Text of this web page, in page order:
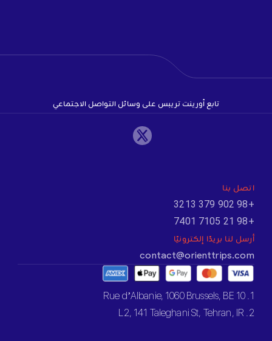
تابع أورينت تريبس على وسائل التواصل الاجتماعي
اتصل بنا
+98 902 379 3213
+98 21 7105 7401
أرسل لنا بريدًا إلكترونيًا
contact@orienttrips.com
1. 10 Rue d’Albanie, 1060 Brussels, BE
2. L2, 141 Taleghani St, Tehran, IR